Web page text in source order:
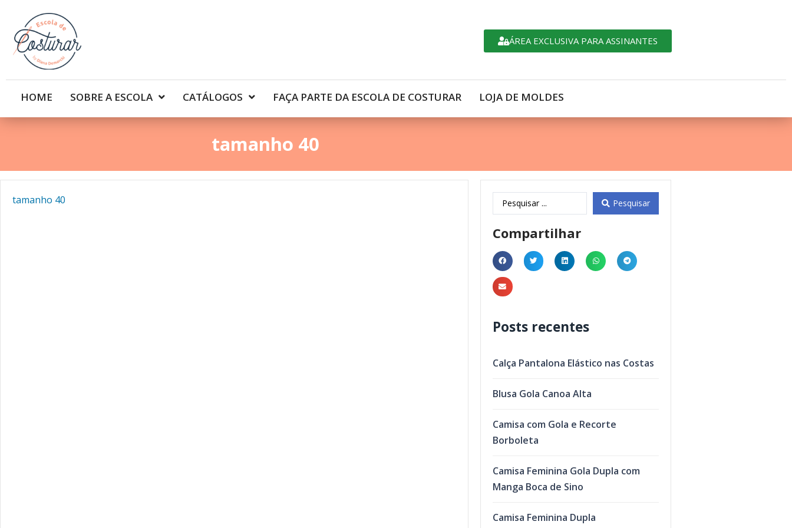
ÁREA EXCLUSIVA PARA ASSINANTES
HOME SOBRE A ESCOLA CATÁLOGOS FAÇA PARTE DA ESCOLA DE COSTURAR LOJA DE MOLDES
tamanho 40
tamanho 40 Pesquisar
Compartilhar
Posts recentes
Calça Pantalona Elástico nas Costas
Blusa Gola Canoa Alta
Camisa com Gola e Recorte
Borboleta
Camisa Feminina Gola Dupla com
Manga Boca de Sino
Camisa Feminina Dupla